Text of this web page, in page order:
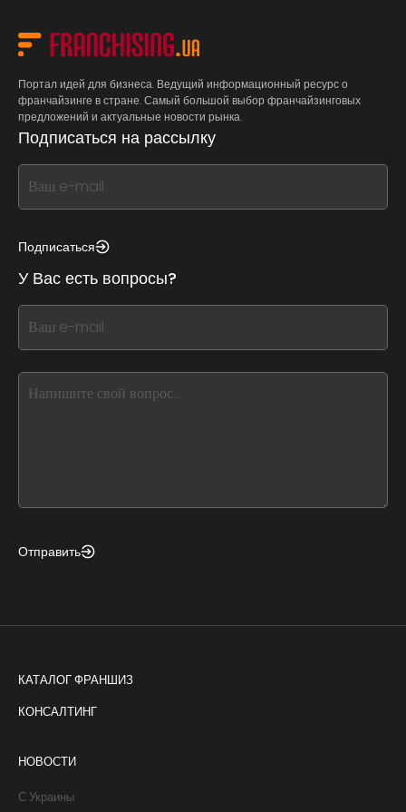
Портал идей для бизнеса. Ведущий информационный ресурс о
франчайзинге в стране. Самый большой выбор франчайзинговых
предложений и актуальные новости рынка.
Подписаться на рассылку
If
you
this,
this
form
field
blank
Подписаться
У Вас есть вопросы?
If
you
this,
Отправить
КАТАЛОГ ФРАНШИЗ
КОНСАЛТИНГ
НОВОСТИ
С Украины